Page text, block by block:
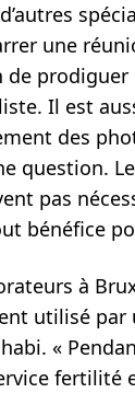
une
de
Il est
des
question.
pas
bénéfice
à
utilisé
«
fertilité